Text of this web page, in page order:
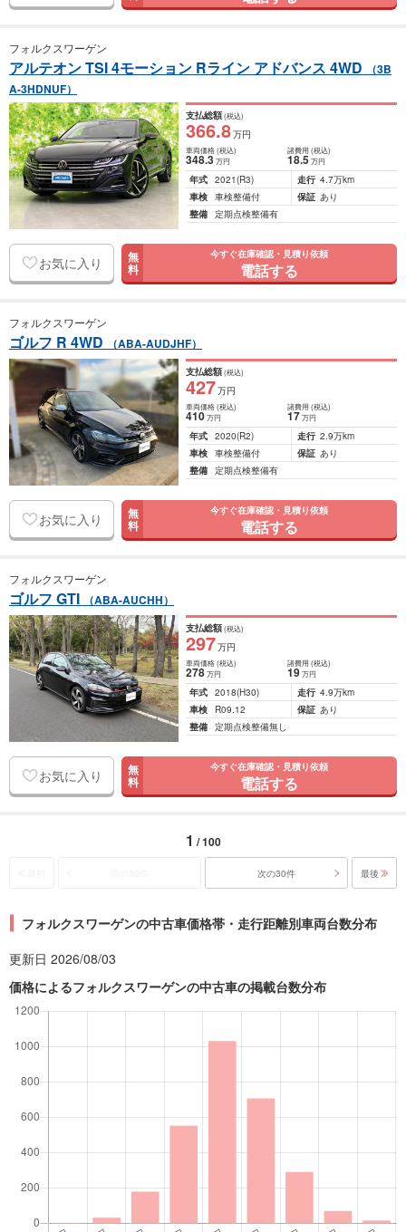
フォルクスワーゲン
アルテオン TSI 4モーション Rライン アドバンス 4WD
（3B
A-3HDNUF）
支払総額(税込)
366.8万円
車両価格(税込)
348.3万円
諸費用 (税込)
18.5 万円
年式 2021(R3) 走行 4.7万km
車検 車検整備付 保証 あり
整備 定期点検整備有
お気に入り 無
料
今すぐ在庫確認・見積り依頼
電話する
フォルクスワーゲン
ゴルフ R 4WD （ABA-AUDJHF）
支払総額(税込)
427万円
車両価格(税込)
410万円
諸費用 (税込)
17 万円
年式 2020(R2) 走行 2.9万km
車検 車検整備付 保証 あり
整備 定期点検整備有
お気に入り 無
料
今すぐ在庫確認・見積り依頼
電話する
フォルクスワーゲン
ゴルフ GTI （ABA-AUCHH）
支払総額(税込)
297万円
車両価格(税込)
278万円
諸費用 (税込)
19 万円
年式 2018(H30) 走行 4.9万km
車検
R09.12 保証 あり
整備 定期点検整備無し
お気に入り 無
料
今すぐ在庫確認・見積り依頼
電話する
1 / 100
次の30件 最後
フォルクスワーゲンの中古車価格帯・走行距離別車両台数分布
更新日 2026/08/03
価格によるフォルクスワーゲンの中古車の掲載台数分布